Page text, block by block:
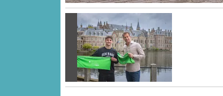
Vorige